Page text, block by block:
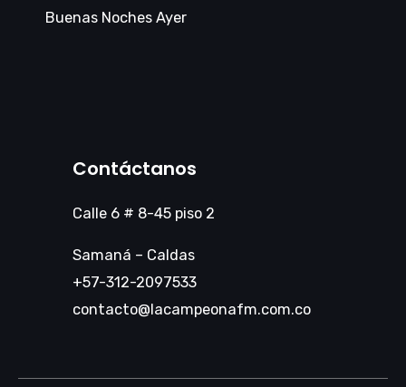
Buenas Noches Ayer
Contáctanos
Calle 6 # 8-45 piso 2
Samaná – Caldas
+57-312-2097533
contacto@lacampeonafm.com.co